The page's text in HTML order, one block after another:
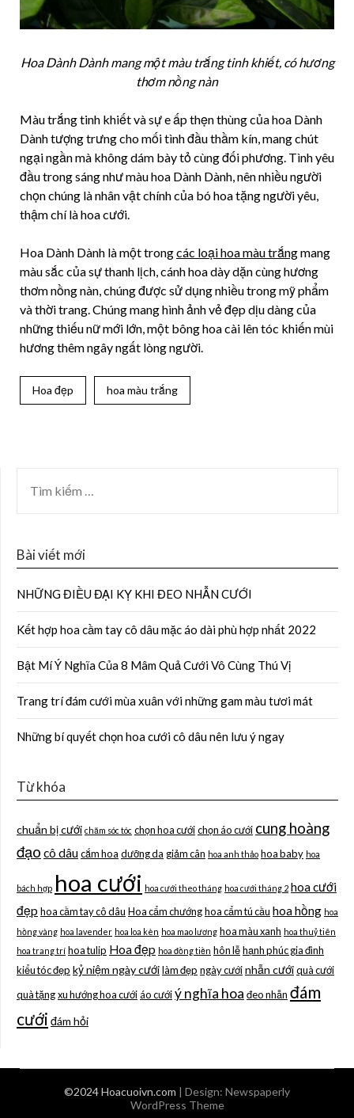
Hoa Dành Dành mang một màu trắng tinh khiết, có hương
thơm nồng nàn
Màu trắng tinh khiết và sự e ấp thẹn thùng của hoa Dành
Dành tượng trưng cho mối tình đầu thầm kín, mang chút
ngại ngần mà không dám bày tỏ cùng đối phương. Tình yêu
đầu trong sáng như màu hoa Dành Dành, nên nhiều người
chọn chúng là nhân vật chính của bó hoa tặng người yêu,
thậm chí là hoa cưới.
Hoa Dành Dành là một trongcác loại hoa màu trắngmang
màu sắc của sự thanh lịch, cánh hoa dày dặn cùng hương
thơm nồng nàn, chúng được sử dụng nhiều trong mỹ phẩm
và thời trang. Chúng mang hình ảnh vẻ đẹp dịu dàng của
những thiếu nữ mới lớn, một bông hoa cài lên tóc khiến mùi
hương thêm ngây ngất lòng người.
Hoa đẹp hoa màu trắng
Bài viết mới
NHỮNG ĐIỀU ĐẠI KỴ KHI ĐEO NHẪN CƯỚI
Kết hợp hoa cầm tay cô dâu mặc áo dài phù hợp nhất 2022
Bật Mí Ý Nghĩa Của 8 Mâm Quả Cưới Vô Cùng Thú Vị
Trang trí đám cưới mùa xuân với những gam màu tươi mát
Những bí quyết chọn hoa cưới cô dâu nên lưu ý ngay
Từ khóa
chuẩn bị cưới chăm sóc tóc chọn hoa cướichọn áo cưới cung hoàng
đạo cô dâucắm hoa dưỡng da giảm cân hoa anh thảo hoa baby hoa
bách hợp hoa cưới hoa cưới theo tháng hoa cưới tháng 2 hoa cưới
đẹp hoa cầm tay cô dâu Hoa cẩm chướnghoa cẩm tú cầu hoa hồng hoa
hồng vàng hoa lavender hoa loa kèn hoa mao lương hoa màu xanh hoa thuỷ tiên
hoa trang trí hoa tulip Hoa đẹp hoa đồng tiền hôn lễhạnh phúc gia đình
kiểu tóc đẹp kỷ niệm ngày cướilàm đẹp ngày cướinhẫn cướiquà cưới
quà tặngxu hướng hoa cướiáo cướiý nghĩa hoa đeo nhẫn đám
cưới đám hỏi
©2024 Hoacuoivn.com | Design: Newspaperly
WordPress Theme